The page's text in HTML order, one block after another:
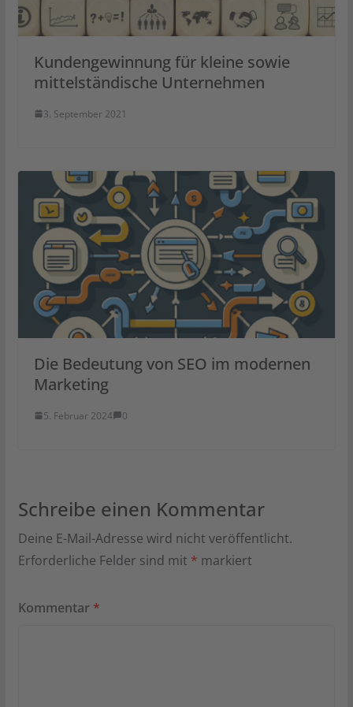
Kundengewinnung für kleine sowie
mittelständische Unternehmen
3. September 2021
Die Bedeutung von SEO im modernen
Marketing
5. Februar 2024 0
Schreibe einen Kommentar
Deine E-Mail-Adresse wird nicht veröffentlicht.
Erforderliche Felder sind mit * markiert
Kommentar *